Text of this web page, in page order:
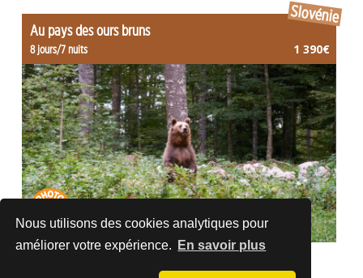
Nous utilisons des cookies analytiques pour
améliorer votre expérience.
En savoir plus
Au pays des ours bruns
Slovénie
8 jours/7 nuits 1 390€